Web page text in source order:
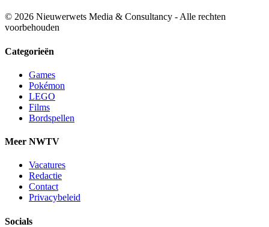
© 2026 Nieuwerwets Media & Consultancy - Alle rechten
voorbehouden
Categorieën
Games
Pokémon
LEGO
Films
Bordspellen
Meer NWTV
Vacatures
Redactie
Contact
Privacybeleid
Socials